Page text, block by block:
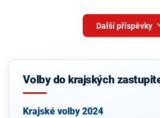
Další příspěvky
Volby do krajských
Krajské volby 2024